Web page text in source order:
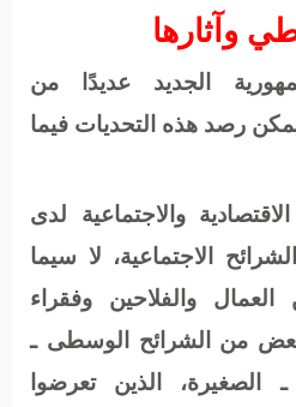
وآثارها
الجديد عديدًا من
رصد هذه التحديات فيما
والاجتماعية لدى
الاجتماعية، لا سيما
والفلاحين وفقراء
من الشرائح الوسطى ـ
الذين تعرضوا